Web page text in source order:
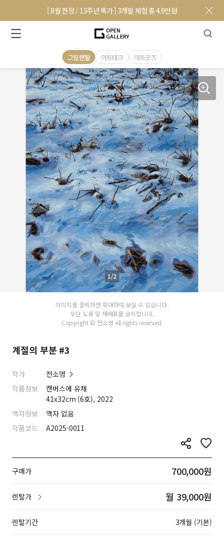
[ 8월 한정 / 13주년 특가 ] 3개월 체험 총 4.9만원
그림렌탈 아트테크 아트굿즈
1/2
이미지를 클릭하면 확대하여 보실 수 있습니다.
무단 도용 및 재배포를 금지합니다.
Copyright © 전소영 All rights reserved.
계절의 부분 #3
작가
전소영
작품정보
캔버스에 유채
41x32cm (6호), 2022
액자정보
액자 없음
작품코드
A2025-0011
구매가 700,000원
렌탈가 월 39,000원
렌탈기간 3개월 (기본)